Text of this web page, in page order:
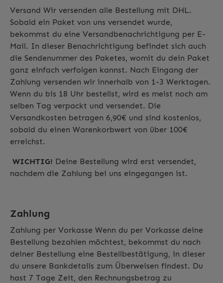
Versand Wir versenden alle Bestellung mit DHL.
Sobald ein Paket von uns versendet wurde,
bekommst du eine Versandbenachrichtigung per E-
Mail. In dieser Benachrichtigung befindet sich auch
die Sendenummer des Paketes, womit du dein Paket
ganz einfach verfolgen kannst. Nach Eingang der
Zahlung versenden wir innerhalb von 1-3 Werktagen.
Wenn du bis 18 Uhr bestellst, wird es meist noch am
selben Tag verpackt und versendet. Die
Versandkosten betragen 6,90€ und sind kostenlos,
sobald du einen Warenkorbwert von über 100€
erreichst.
WICHTIG! Deine Bestellung wird erst versendet,
nachdem die Zahlung bei uns eingegangen ist.
Zahlung
Zahlung per Vorkasse Wenn du per Vorkasse deine
Bestellung bezahlen möchtest, bekommst du nach
deiner Bestellung eine Bestellbestätigung, in dieser
du unsere Bankdetails zum Überweisen findest. Du
hast 7 Tage Zeit, den Rechnungsbetrag zu